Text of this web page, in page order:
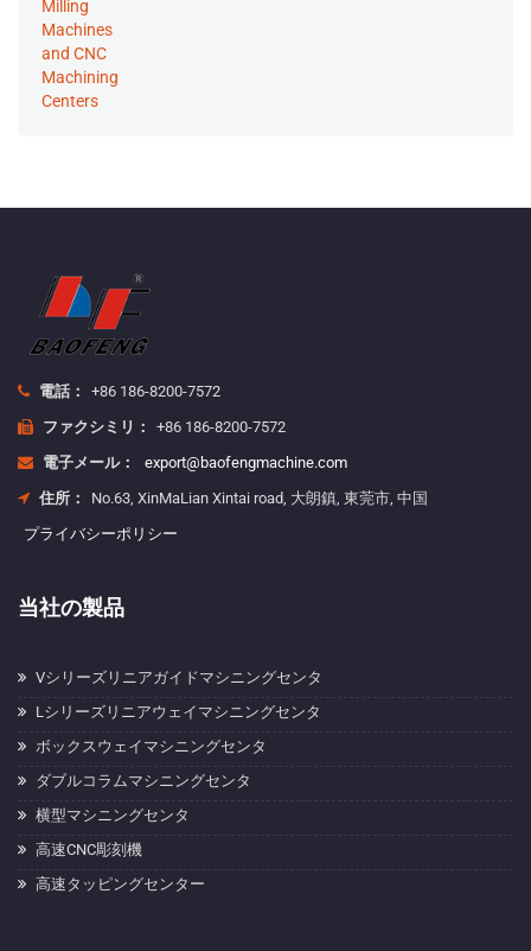
電話：
+86 186-8200-7572
ファクシミリ：
+86 186-8200-7572
電子メール：
export@baofengmachine.com
住所：
No.63, XinMaLian Xintai road, 大朗鎮, 東莞市, 中国
プライバシーポリシー
当社の製品
Vシリーズリニアガイドマシニングセンタ
Lシリーズリニアウェイマシニングセンタ
ボックスウェイマシニングセンタ
ダブルコラムマシニングセンタ
横型マシニングセンタ
高速CNC彫刻機
高速タッピングセンター